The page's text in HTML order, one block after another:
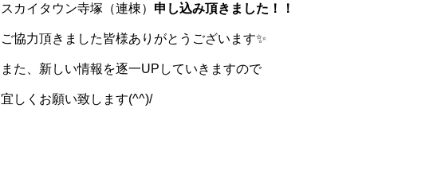
スカイタウン寺塚（連棟） 申し込み頂きました！！
ご協力頂きました皆様ありがとうございます✨
また、新しい情報を逐一UPしていきますので
宜しくお願い致します(^^)/